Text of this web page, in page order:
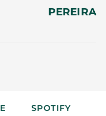
PEREIRA
SPOTIFY